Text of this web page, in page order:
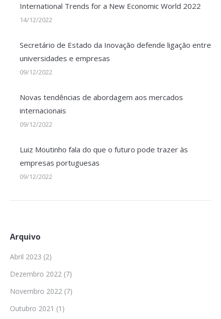
International Trends for a New Economic World 2022
14/12/2022
Secretário de Estado da Inovação defende ligação entre
universidades e empresas
09/12/2022
Novas tendências de abordagem aos mercados
internacionais
09/12/2022
Luiz Moutinho fala do que o futuro pode trazer às
empresas portuguesas
09/12/2022
Arquivo
Abril 2023 (2)
Dezembro 2022 (7)
Novembro 2022 (7)
Outubro 2021 (1)